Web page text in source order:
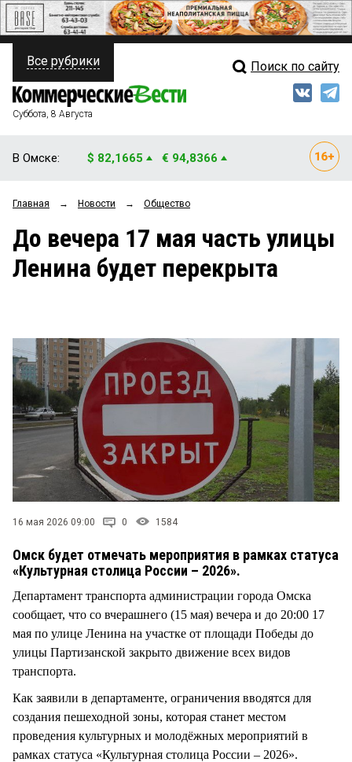
ПОЛИТИКА
ФИНАНСЫ
ОБЩЕСТВО
ЗАКОН
НОВОСТИ КОМПАНИЙ
СТИЛЬ ЖИЗНИ
Свежий выпуск
Рейтинги
Блоги
Все рубрики Поиск по сайту
Суббота, 8 Августа
В Омске: $ 82,1665 € 94,8366
Главная → Новости → Общество
До вечера 17 мая часть улицы
Ленина будет перекрыта
16 мая 2026 09:00 0 1584
Омск будет отмечать мероприятия в рамках статуса
«Культурная столица России – 2026».
Департамент транспорта администрации города Омска
сообщает, что со вчерашнего (15 мая) вечера и до 20:00 17
мая по улице Ленина на участке от площади Победы до
улицы Партизанской закрыто движение всех видов
транспорта.
Как заявили в департаменте, ограничения вводятся для
создания пешеходной зоны, которая станет местом
проведения культурных и молодёжных мероприятий в
рамках статуса «Культурная столица России – 2026».